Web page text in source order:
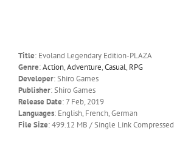
Title: Evoland Legendary Edition-PLAZA
Genre:Action,Adventure,Casual, RPG
Developer: Shiro Games
Publisher: Shiro Games
Release Date: 7 Feb, 2019
Languages: English, French, German
File Size: 499.12 MB / Single Link Compressed